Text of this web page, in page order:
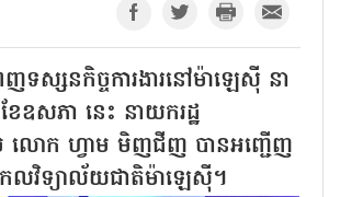
ទស្សនកិច្ចការងារនៅម៉ាឡេស៊ី នា
ែឧសភា នេះ នាយករដ្ឋ
លោក ហ្វាម មិញជីញ បានអញ្ជើញ
លវិទ្យាល័យជាតិម៉ាឡេស៊ី។